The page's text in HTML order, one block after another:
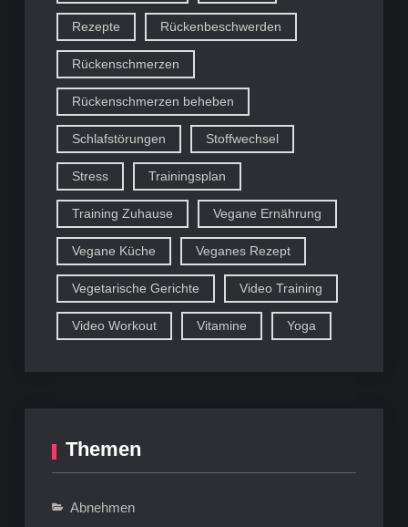
Rezepte Rückenbeschwerden
Rückenschmerzen
Rückenschmerzen beheben
Schlafstörungen Stoffwechsel
Stress Trainingsplan
Training Zuhause Vegane Ernährung
Vegane Küche Veganes Rezept
Vegetarische Gerichte Video Training
Video Workout Vitamine Yoga
Themen
Abnehmen